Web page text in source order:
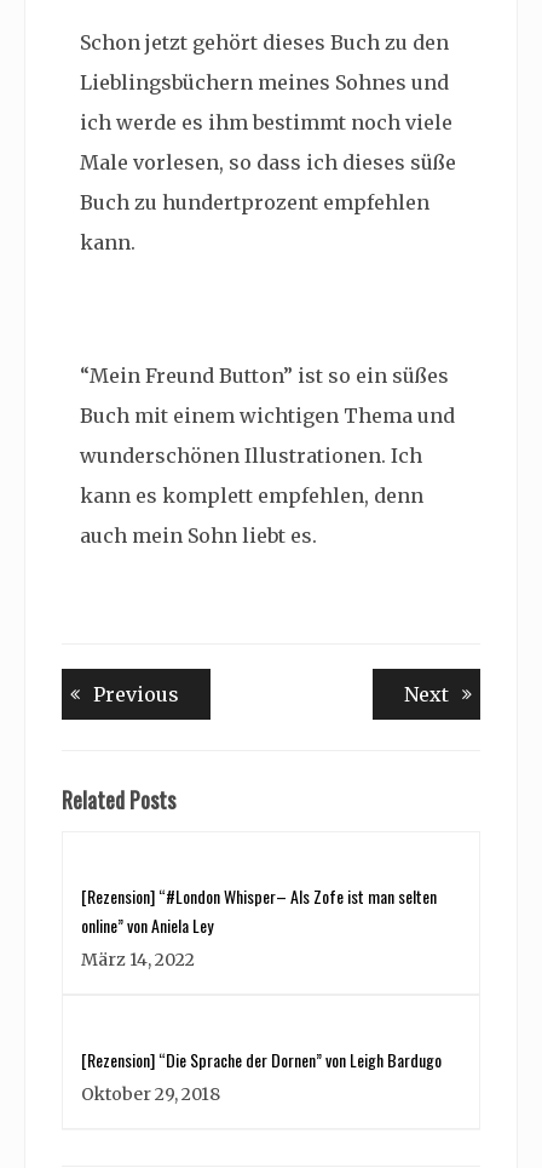
Schon jetzt gehört dieses Buch zu den
Lieblingsbüchern meines Sohnes und
ich werde es ihm bestimmt noch viele
Male vorlesen, so dass ich dieses süße
Buch zu hundertprozent empfehlen
kann.
“Mein Freund Button” ist so ein süßes
Buch mit einem wichtigen Thema und
wunderschönen Illustrationen. Ich
kann es komplett empfehlen, denn
auch mein Sohn liebt es.
Beitragsnavigation
Previous NextNext
Related Posts
[Rezension] “#London Whisper– Als Zofe ist man selten
online” von Aniela Ley
März 14, 2022
[Rezension] “Die Sprache der Dornen” von Leigh Bardugo
Oktober 29, 2018